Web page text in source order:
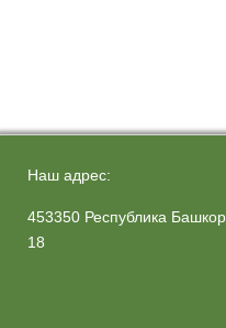
Наш адрес:
453350 Республика
18